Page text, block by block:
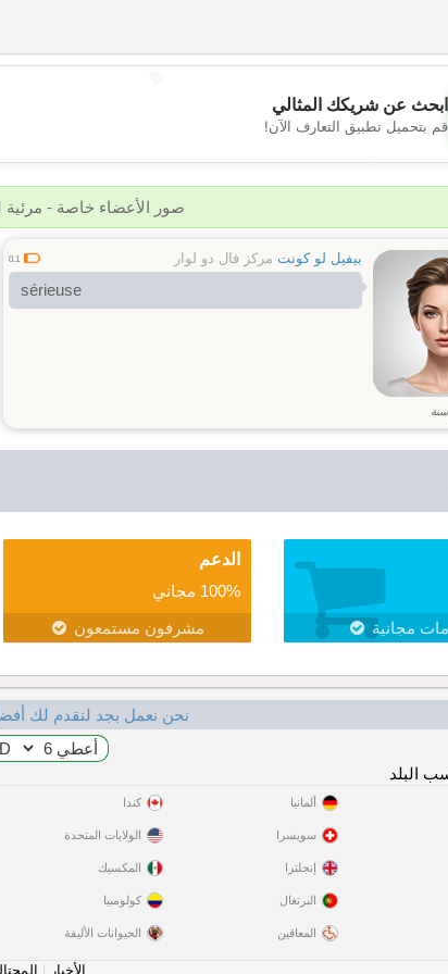
💕
ابحث عن شريكك المثالي
قم بتحميل تطبيق التعارف الآن!
صور الأعضاء خاصة -
بيفيل لو كونت مركز فال دو لوار 0.1
sérieuse
سنة
مجانية
الدعم
100% مجاني
مشرفون مستمعون
نحن نعمل بجد لنقدم لك
البلد
ألمانيا
سويسرا
إنجلترا
البرتغال
المعاقين
كندا
الولايات المتحدة
المكسيك
كولومبيا
الحيوانات الأليفة
الأخبار